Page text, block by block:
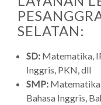
SELATAN:
SD: Matematika,
Inggris, PKN, dll
SMP:
Bahasa Inggris,